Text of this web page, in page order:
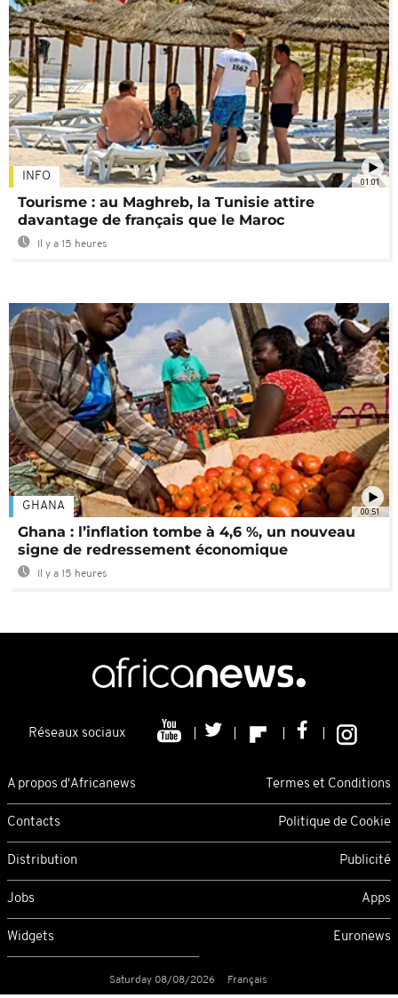
01:01
INFO
Tourisme : au Maghreb, la Tunisie attire
davantage de français que le Maroc
Il y a 15 heures
00:51
GHANA
Ghana : l’inflation tombe à 4,6 %, un nouveau
signe de redressement économique
Il y a 15 heures
Réseaux sociaux
A propos d'Africanews Termes et Conditions
Contacts Politique de Cookie
Distribution Publicité
Jobs Apps
Widgets Euronews
Saturday 08/08/2026